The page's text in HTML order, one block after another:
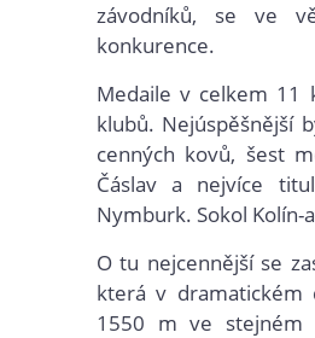
závodníků, se ve
konkurence.
Medaile v celkem 11
klubů. Nejúspěšnější
cenných kovů, šest
Čáslav a nejvíce
Nymburk. Sokol Kolín-
O tu nejcennější se
která v dramatickém
1550 m ve stejném